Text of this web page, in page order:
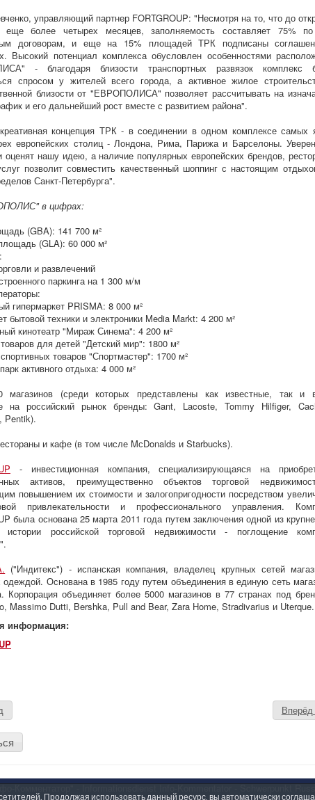
управляющий партнер FORTGROUP: "Несмотря на то, что до
еще более четырех месяцев, заполняемость составляет 75%
договорам, и еще на 15% площадей ТРК подписаны
Высокий потенциал комплекса обусловлен особенностями
- благодаря близости транспортных развязок комплекс
спросом у жителей всего города, а активное жилое
близости от "ЕВРОПОЛИСА" позволяет рассчитывать на
и его дальнейший рост вместе с развитием района".
концепция ТРК - в соединении в одном комплексе самых
европейских столиц - Лондона, Рима, Парижа и Барселоны.
оценят нашу идею, а наличие популярных европейских брендов,
позволит совместить качественный шоппинг с настоящим
Санкт-Петербурга".
в цифрах:
(GBA): 141 700 м²
(GLA): 60 000 м²
и развлечений
паркинга на 1 300 м/м
гипермаркет PRISMA: 8 000 м²
бытовой техники и электроники Media Markt: 4 200 м²
кинотеатр "Мираж Синема": 4 200 м²
для детей "Детский мир": 1800 м²
товаров "Спортмастер": 1700 м²
активного отдыха: 4 000 м²
магазинов (среди которых представлены как известные, так и
на российский рынок бренды: Gant, Lacoste, Tommy Hilfiger,
Pentik).
и кафе (в том числе MсDonalds и Starbucks).
- инвестиционная компания, специализирующаяся на
активов, преимущественно объектов торговой
повышением их стоимости и залогопригодности посредством
привлекательности и профессионального управления.
была основана 25 марта 2011 года путем заключения одной из
российской торговой недвижимости - поглощение
("Индитекс") - испанская компания, владелец крупных сетей
Основана в 1985 году путем объединения в единую сеть
Корпорация объединяет более 5000 магазинов в 77 странах под
Massimo Dutti, Bershka, Pull and Bear, Zara Home, Stradivarius и Uterque.
информация:
Вперёд
Комментатор" - Informationsdienst Info-Kommentator - Schwerpunkt
Продолжая использовать данный ресурс, вы автоматически